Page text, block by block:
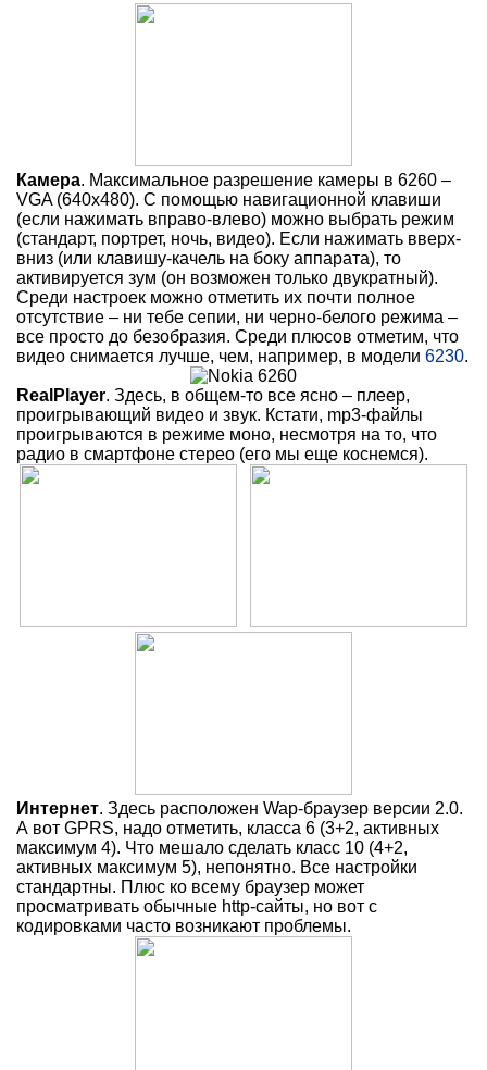
Камера. Максимальное разрешение камеры в 6260 –
VGA (640х480). С помощью навигационной клавиши
(если нажимать вправо-влево) можно выбрать режим
(стандарт, портрет, ночь, видео). Если нажимать вверх-
вниз (или клавишу-качель на боку аппарата), то
активируется зум (он возможен только двукратный).
Среди настроек можно отметить их почти полное
отсутствие – ни тебе сепии, ни черно-белого режима –
все просто до безобразия. Среди плюсов отметим, что
видео снимается лучше, чем, например, в модели 6230.
RealPlayer. Здесь, в общем-то все ясно – плеер,
проигрывающий видео и звук. Кстати, mp3-файлы
проигрываются в режиме моно, несмотря на то, что
радио в смартфоне стерео (его мы еще коснемся).
Интернет. Здесь расположен Wap-браузер версии 2.0.
А вот GPRS, надо отметить, класса 6 (3+2, активных
максимум 4). Что мешало сделать класс 10 (4+2,
активных максимум 5), непонятно. Все настройки
стандартны. Плюс ко всему браузер может
просматривать обычные http-сайты, но вот с
кодировками часто возникают проблемы.